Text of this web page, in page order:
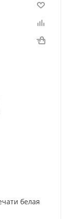
белая